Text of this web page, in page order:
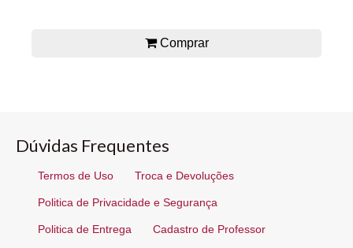
Comprar
Dúvidas Frequentes
Termos de Uso Troca e Devoluções
Politica de Privacidade e Segurança
Politica de Entrega Cadastro de Professor